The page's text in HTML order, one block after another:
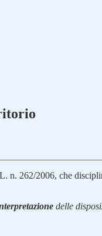
n. 262/2006, che
delle